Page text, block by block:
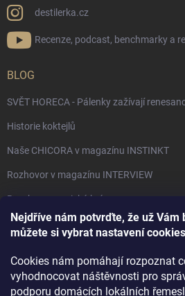
Nejdříve nám potvrďte, že už Vám
můžete si vybrat nastavení
Cookies nám pomáhají rozpoznat
vyhodnocovat náštěvnosti pro
podporu domácích lokálních
destilerka.cz
Recenze, podcast, benchmarky a
BLOG
SVĚT HORECA - Pálenky zažívají
Historie koktejlů
Naše CHICORA v magazínu INSTINKT
Rozhovor v magazínu INTERVIEW
Bourbon, americká krása.
Napsali v TÝDNU o naší práci
Rozhovor s DESTILERKA.CZ v magazínu